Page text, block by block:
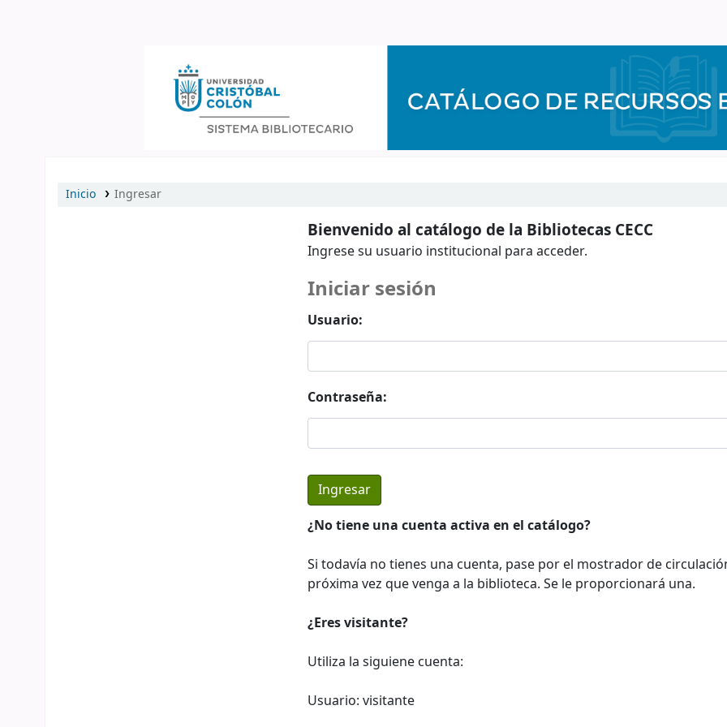
Inicio Ingresar
Bienvenido al catálogo de la Bibliotecas CECC
Ingrese su usuario institucional para acceder.
Iniciar sesión
Usuario:
Contraseña:
¿No tiene una cuenta activa en el catálogo?
Si todavía no tienes una cuenta, pase por el mostrador de
próxima vez que venga a la biblioteca. Se le proporcionará una.
¿Eres visitante?
Utiliza la siguiene cuenta:
Usuario: visitante